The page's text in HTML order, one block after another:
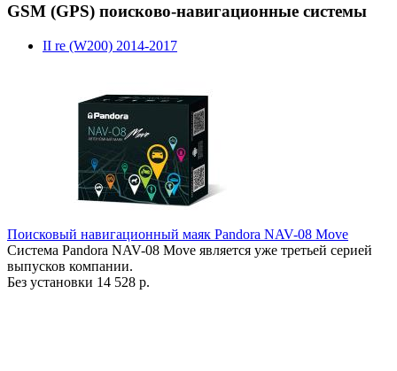
GSM (GPS) поисково-навигационные системы
II re (W200) 2014-2017
Поисковый навигационный маяк Pandora NAV-08 Move
Система Pandora NAV-08 Move является уже третьей серией
выпусков компании.
Без установки 14 528 р.